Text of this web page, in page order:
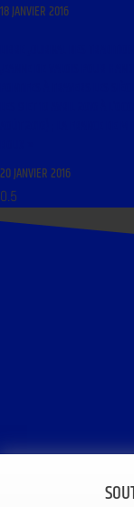
18 JANVIER 2016
20 JANVIER 2016